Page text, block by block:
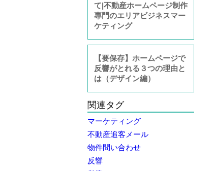
て|不動産ホームページ制作
專門のエリアビジネスマー
ケティング
【要保存】ホームページで
反響がとれる３つの理由と
は（デザイン編）
関連タグ
マーケティング
不動産追客メール
物件問い合わせ
反響